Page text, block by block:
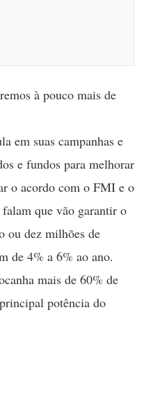
à pouco mais de
em suas campanhas e
e fundos para melhorar
o acordo com o FMI e o
que vão garantir o
ou dez milhões de
de 4% a 6% ao ano.
mais de 60% de
potência do